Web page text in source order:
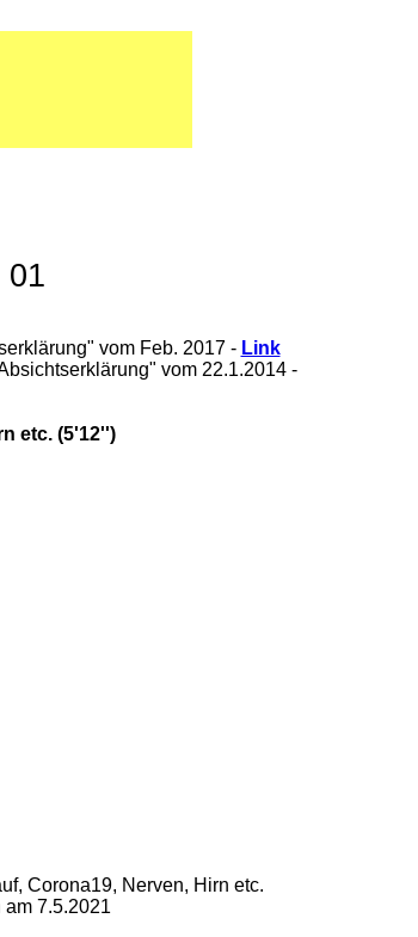
01
vom Feb. 2017 - Link
vom 22.1.2014 -
etc. (5'12'')
Corona19, Nerven, Hirn etc.
7.5.2021